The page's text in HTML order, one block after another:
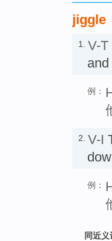
jiggle
1. V-T
例：
2. V-I
例：
同近义